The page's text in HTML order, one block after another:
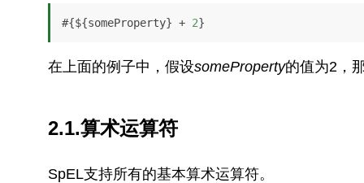
#{${someProperty} + 2}
在上面的例子中，假设someProperty的值为2，
2.1.算术运算符
SpEL支持所有的基本算术运算符。